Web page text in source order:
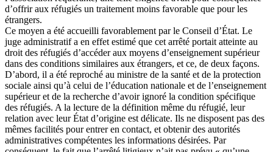
d’offrir aux réfugiés un traitement moins favorable que pour les
étrangers.
Ce moyen a été accueilli favorablement par le Conseil d’État. Le
juge administratif a en effet estimé que cet arrêté portait atteinte au
droit des réfugiés d’accéder aux moyens d’enseignement supérieur
dans des conditions similaires aux étrangers, et ce, de deux façons.
D’abord, il a été reproché au ministre de la santé et de la protection
sociale ainsi qu’à celui de l’éducation nationale et de l’enseignement
supérieur et de la recherche d’avoir ignoré la condition spécifique
des réfugiés. A la lecture de la définition même du réfugié, leur
relation avec leur État d’origine est délicate. Ils ne disposent pas des
mêmes facilités pour entrer en contact, et obtenir des autorités
administratives compétentes les informations désirées. Par